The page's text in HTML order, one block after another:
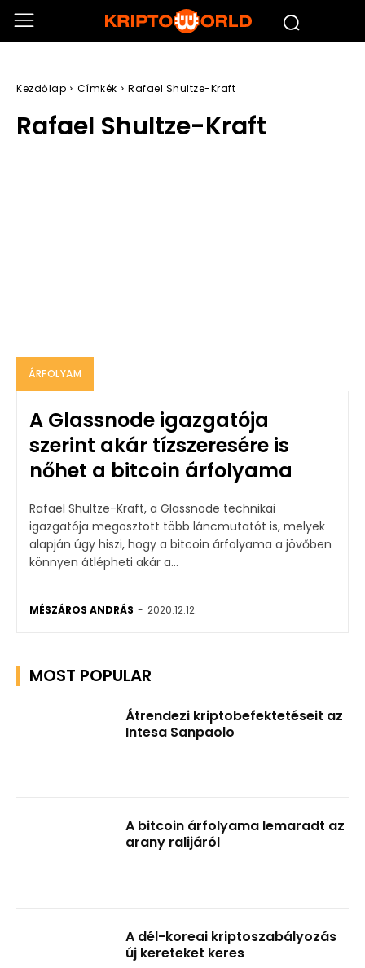
Kezdőlap Címkék Rafael Shultze-Kraft
Rafael Shultze-Kraft
ÁRFOLYAM
A Glassnode igazgatója
szerint akár tízszeresére is
nőhet a bitcoin árfolyama
Rafael Shultze-Kraft, a Glassnode technikai
igazgatója megosztott több láncmutatót is, melyek
alapján úgy hiszi, hogy a bitcoin árfolyama a jövőben
könnyen átlépheti akár a...
MÉSZÁROS ANDRÁS - 2020.12.12.
MOST POPULAR
Átrendezi kriptobefektetéseit az
Intesa Sanpaolo
A bitcoin árfolyama lemaradt az
arany ralijáról
A dél-koreai kriptoszabályozás
új kereteket keres